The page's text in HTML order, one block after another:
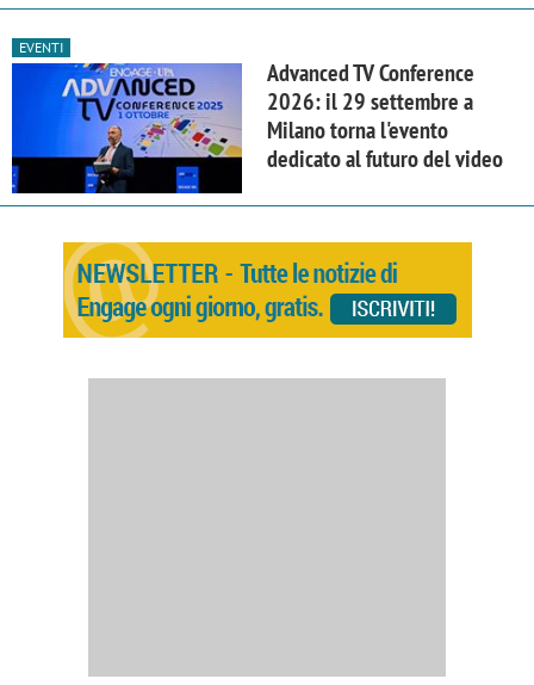
EVENTI
Advanced TV Conference
2026: il 29 settembre a
Milano torna l'evento
dedicato al futuro del video